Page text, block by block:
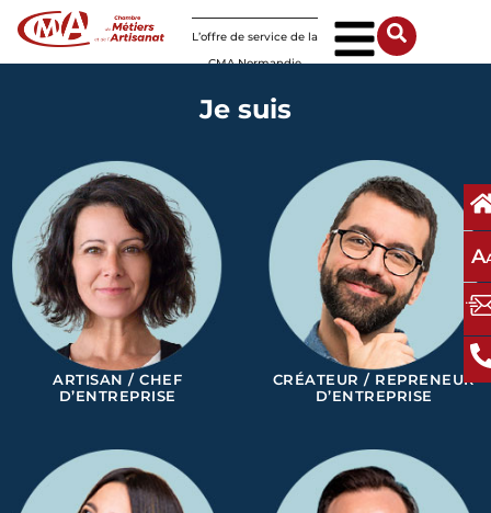
L’offre de service de la
CMA Normandie
A
Je suis
ARTISAN / CHEF
D’ENTREPRISE
CRÉATEUR / REPRENEUR
D’ENTREPRISE
Panneau de gestion des cookies